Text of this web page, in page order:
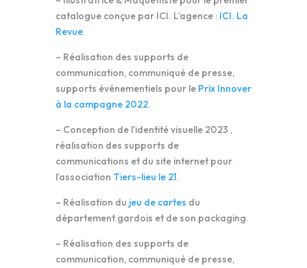
catalogue conçue par ICI. L’agence : ICI. La
Revue
– Réalisation des supports de
communication, communiqué de presse,
supports événementiels pour le Prix Innover
à la campagne 2022.
– Conception de l’identité visuelle 2023 ,
réalisation des supports de
communications et du site internet pour
l’association Tiers-lieu le 21.
– Réalisation du jeu de cartes du
département gardois et de son packaging.
– Réalisation des supports de
communication, communiqué de presse,